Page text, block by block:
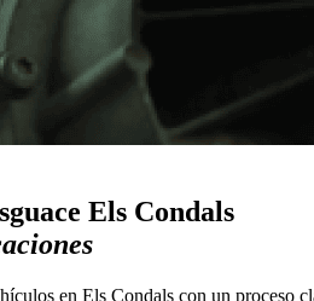
Els Condals
en Els Condals con un proceso